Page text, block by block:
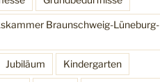
Braunschweig-Lüneburg-
Jubiläum Kindergarten